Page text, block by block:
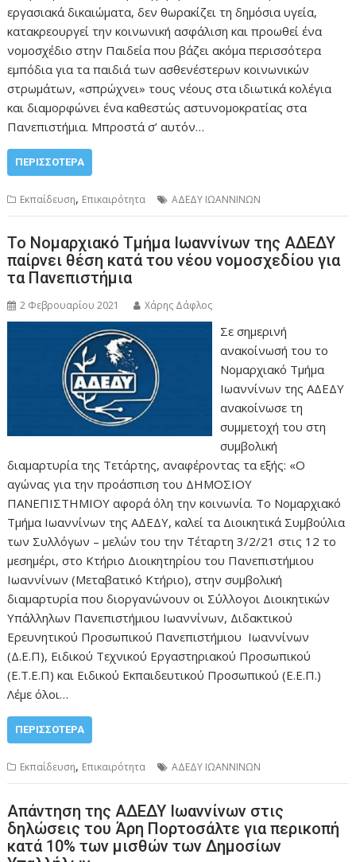
εργασιακά δικαιώματα, δεν θωρακίζει τη δημόσια υγεία,
κατακρεουργεί την κοινωνική ασφάλιση και προωθεί ένα
νομοσχέδιο στην Παιδεία που βάζει ακόμα περισσότερα
εμπόδια για τα παιδιά των ασθενέστερων κοινωνικών
στρωμάτων, «σπρώχνει» τους νέους στα ιδιωτικά κολέγια
και διαμορφώνει ένα καθεστώς αστυνομοκρατίας στα
Πανεπιστήμια. Μπροστά σ’ αυτόν…
ΠΕΡΙΣΣΌΤΕΡΑ
Εκπαίδευση, Επικαιρότητα ΑΔΕΔΥ ΙΩΑΝΝΙΝΩΝ
Το Νομαρχιακό Τμήμα Ιωαννίνων της ΑΔΕΔΥ
παίρνει θέση κατά του νέου νομοσχεδίου για
τα Πανεπιστήμια
2 Φεβρουαρίου 2021 Χάρης Δάφλος
Σε σημερινή
ανακοίνωσή του το
Νομαρχιακό Τμήμα
Ιωαννίνων της ΑΔΕΔΥ
ανακοίνωσε τη
συμμετοχή του στη
συμβολική
διαμαρτυρία της Τετάρτης, αναφέροντας τα εξής: «Ο
αγώνας για την προάσπιση του ΔΗΜΟΣΙΟΥ
ΠΑΝΕΠΙΣΤΗΜΙΟΥ αφορά όλη την κοινωνία. Το Νομαρχιακό
Τμήμα Ιωαννίνων της ΑΔΕΔΥ, καλεί τα Διοικητικά Συμβούλια
των Συλλόγων – μελών του την Τέταρτη 3/2/21 στις 12 το
μεσημέρι, στο Κτήριο Διοικητηρίου του Πανεπιστήμιου
Ιωαννίνων (Μεταβατικό Κτήριο), στην συμβολική
διαμαρτυρία που διοργανώνουν οι Σύλλογοι Διοικητικών
Υπάλληλων Πανεπιστήμιου Ιωαννίνων, Διδακτικού
Ερευνητικού Προσωπικού Πανεπιστήμιου Ιωαννίνων
(Δ.Ε.Π), Ειδικού Τεχνικού Εργαστηριακού Προσωπικού
(Ε.Τ.Ε.Π) και Ειδικού Εκπαιδευτικού Προσωπικού (Ε.Ε.Π.)
Λέμε όλοι…
ΠΕΡΙΣΣΌΤΕΡΑ
Εκπαίδευση, Επικαιρότητα ΑΔΕΔΥ ΙΩΑΝΝΙΝΩΝ
Απάντηση της ΑΔΕΔΥ Ιωαννίνων στις
δηλώσεις του Άρη Πορτοσάλτε για περικοπή
κατά 10% των μισθών των Δημοσίων